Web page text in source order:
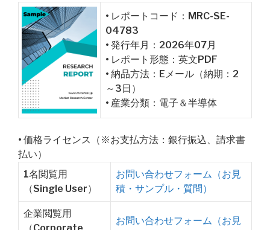
• レポートコード：MRC-SE-
04783
• 発行年月：2026年07月
• レポート形態：英文PDF
• 納品方法：Eメール（納期：2
～3日）
• 産業分類：電子＆半導体
• 価格ライセンス（※お支払方法：銀行振込、請求書
払い）
1名閲覧用
（Single User）
お問い合わせフォーム（お見
積・サンプル・質問）
企業閲覧用
お問い合わせフォーム（お見